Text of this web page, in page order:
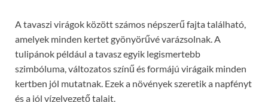
A tavaszi virágok között számos népszerű fajta található,
amelyek minden kertet gyönyörűvé varázsolnak. A
tulipánok például a tavasz egyik legismertebb
szimbóluma, változatos színű és formájú virágaik minden
kertben jól mutatnak. Ezek a növények szeretik a napfényt
és a jól vízelvezető talajt.